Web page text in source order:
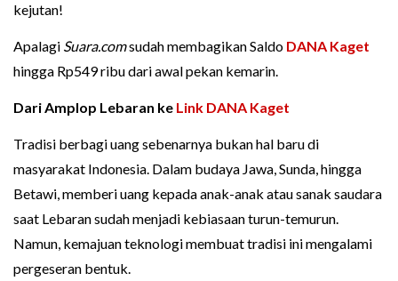
kejutan!
Apalagi Suara.comsudah membagikan Saldo DANA Kaget
hingga Rp549 ribu dari awal pekan kemarin.
Dari Amplop Lebaran ke Link DANA Kaget
Tradisi berbagi uang sebenarnya bukan hal baru di
masyarakat Indonesia. Dalam budaya Jawa, Sunda, hingga
Betawi, memberi uang kepada anak-anak atau sanak saudara
saat Lebaran sudah menjadi kebiasaan turun-temurun.
Namun, kemajuan teknologi membuat tradisi ini mengalami
pergeseran bentuk.